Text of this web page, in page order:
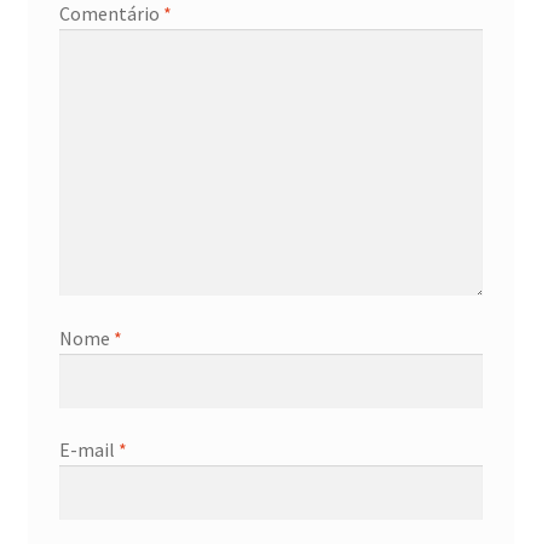
Comentário *
Nome *
E-mail *